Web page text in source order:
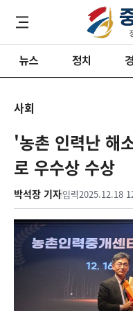
뉴스 정치
사회
'농촌 인력난 해
로 우수상 수상
박석장 기자입력2025.12.18